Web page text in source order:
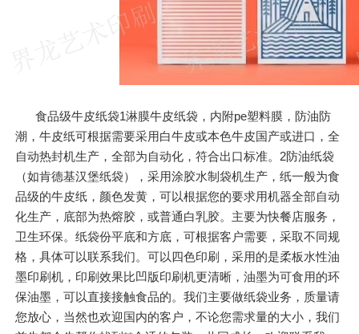
食品级牛皮纸袋1淋膜牛皮纸袋，内附pe塑料膜，防油防
潮，牛皮纸可根据需要采用白牛皮或本色牛皮国产或进口，全
自动热封机生产，全部为自动化，符合出口标准。2防油纸袋
（如肯德基汉堡纸袋），采用涂胶水制袋机生产，纸一般为食
品级的牛皮纸，颜色发黄，可以根据您的要求用机器全部自动
化生产，底部为热熔胶，或普通白乳胶。主要为快餐店服务，
卫生环保。纸袋份平底和方底，可根据客户需要，采取不同规
格，具体可以联系我们。可以四色印刷，采用的是柔板水性油
墨印刷机，印刷效果比凹版印刷机更清晰，油墨为可食用的环
保油墨，可以直接接触食品的。我们主要做纸袋业务，质量请
您放心，当然也欢迎国内的客户，不论您需求量的大小，我们